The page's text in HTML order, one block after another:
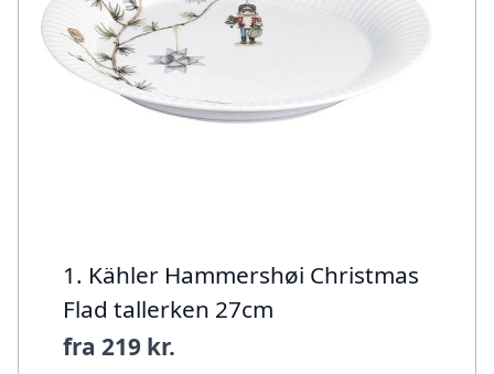
1. Kähler Hammershøi Christmas
Flad tallerken 27cm
fra 219 kr.